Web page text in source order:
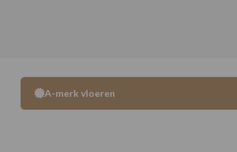
A-merk vloeren